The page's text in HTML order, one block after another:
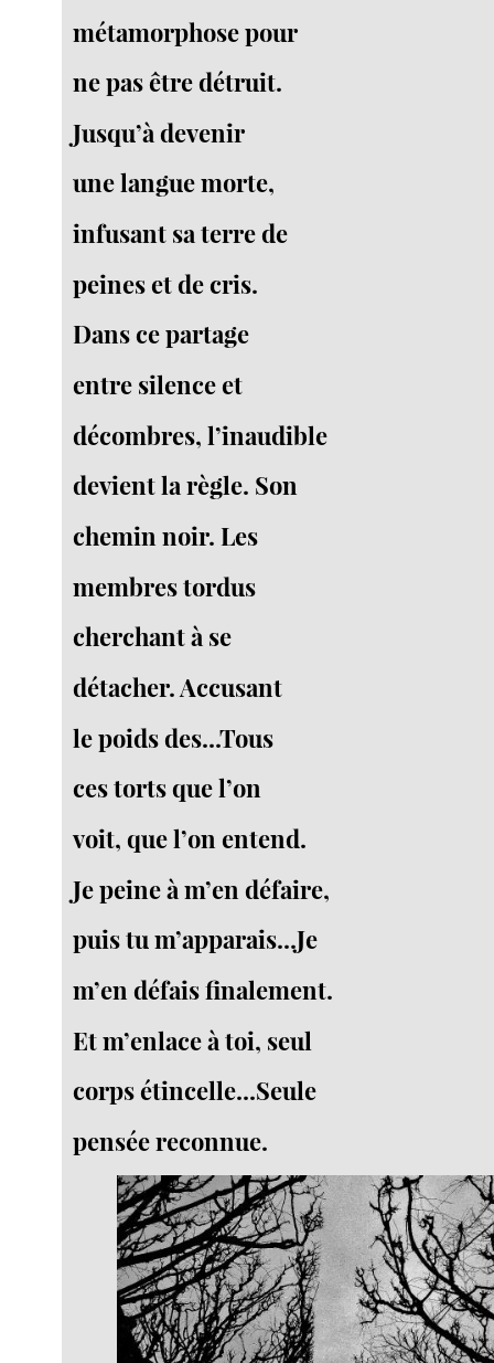
métamorphose pour
ne pas être détruit.
Jusqu’à devenir
une langue morte,
infusant sa terre de
peines et de cris.
Dans ce partage
entre silence et
décombres, l’inaudible
devient la règle. Son
chemin noir. Les
membres tordus
cherchant à se
détacher. Accusant
le poids des...Tous
ces torts que l’on
voit, que l’on entend.
Je peine à m’en défaire,
puis tu m’apparais...Je
m’en défais finalement.
Et m’enlace à toi, seul
corps étincelle...Seule
pensée reconnue.